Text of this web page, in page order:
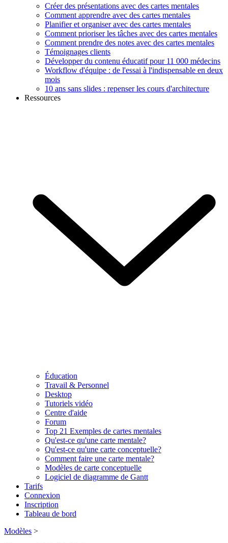
Créer des présentations avec des cartes mentales
Comment apprendre avec des cartes mentales
Planifier et organiser avec des cartes mentales
Comment prioriser les tâches avec des cartes mentales
Comment prendre des notes avec des cartes mentales
Témoignages clients
Développer du contenu éducatif pour 11 000 médecins
Workflow d'équipe : de l'essai à l'indispensable en deux
mois
10 ans sans slides : repenser les cours d'architecture
Ressources
Éducation
Travail & Personnel
Desktop
Tutoriels vidéo
Centre d'aide
Forum
Top 21 Exemples de cartes mentales
Qu'est-ce qu'une carte mentale?
Qu'est-ce qu'une carte conceptuelle?
Comment faire une carte mentale?
Modèles de carte conceptuelle
Logiciel de diagramme de Gantt
Tarifs
Connexion
Inscription
Tableau de bord
Modèles >